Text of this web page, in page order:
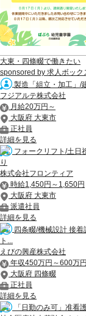
大東・四條畷で働きたい
sponsored by 求人ボック
製造「組立・加工」/
フジアルテ株式会社
月給20万円～
大阪府 大東市
正社員
詳細を見る
フォークリフト/土日
り
株式会社フロンティア
時給1,450円～1,650円
大阪府 大東市
派遣社員
詳細を見る
四条畷/機械設計 接
ト...
えびの興産株式会社
年収450万円～600万円
大阪府 四條畷
正社員
詳細を見る
「日勤のみ可」准看